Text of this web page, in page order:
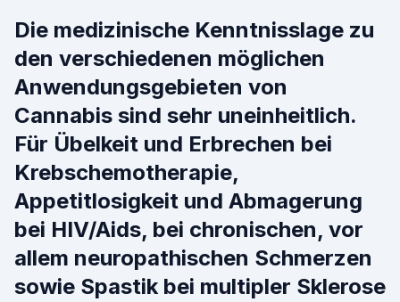
Die medizinische Kenntnisslage zu
den verschiedenen möglichen
Anwendungsgebieten von
Cannabis sind sehr uneinheitlich.
Für Übelkeit und Erbrechen bei
Krebschemotherapie,
Appetitlosigkeit und Abmagerung
bei HIV/Aids, bei chronischen, vor
allem neuropathischen Schmerzen
sowie Spastik bei multipler Sklerose